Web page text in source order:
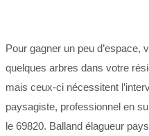
Pour gagner un peu
quelques arbres dans votre
mais ceux-ci nécessitent
paysagiste, professionnel en
le 69820. Balland élagueur